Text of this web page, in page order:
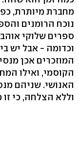
מחברת מיותרת,
נוכח הרומנים
ספרים שלוקי
וכדומה - אבל יש
המוזכרים אכן
הקוסמי, ואילו
האנושי. שניהם
וללא הצלחה, כי